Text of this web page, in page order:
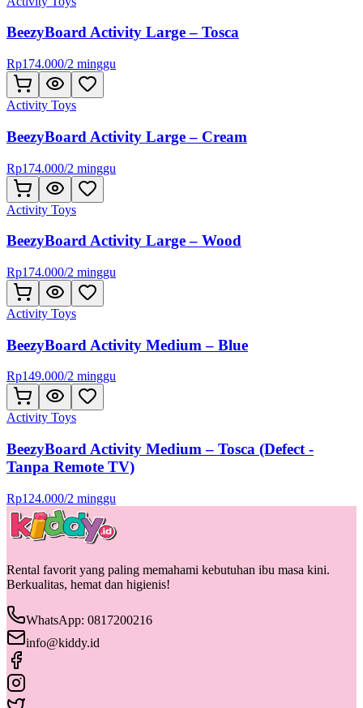
BeezyBoard Activity Large – Tosca
Rp174.000/2 minggu
Activity Toys
BeezyBoard Activity Large – Cream
Rp174.000/2 minggu
Activity Toys
BeezyBoard Activity Large – Wood
Rp174.000/2 minggu
Activity Toys
BeezyBoard Activity Medium – Blue
Rp149.000/2 minggu
Activity Toys
BeezyBoard Activity Medium – Tosca (Defect -
Tanpa Remote TV)
Rp124.000/2 minggu
Rental favorit yang paling memahami kebutuhan ibu masa kini.
Berkualitas, hemat dan higienis!
WhatsApp: 0817200216
info@kiddy.id